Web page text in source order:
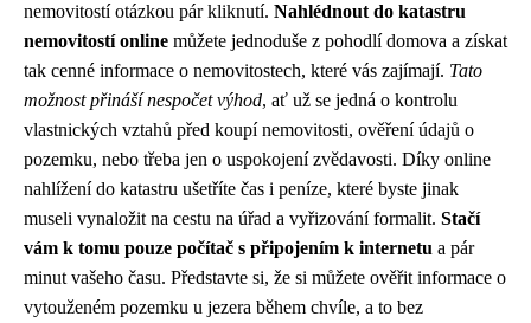
nemovitostí otázkou pár kliknutí. Nahlédnout do katastru
nemovitostí online můžete jednoduše z pohodlí domova a získat
tak cenné informace o nemovitostech, které vás zajímají. Tato
možnost přináší nespočet výhod, ať už se jedná o kontrolu
vlastnických vztahů před koupí nemovitosti, ověření údajů o
pozemku, nebo třeba jen o uspokojení zvědavosti. Díky online
nahlížení do katastru ušetříte čas i peníze, které byste jinak
museli vynaložit na cestu na úřad a vyřizování formalit. Stačí
vám k tomu pouze počítač s připojením k internetu a pár
minut vašeho času. Představte si, že si můžete ověřit informace o
vytouženém pozemku u jezera během chvíle, a to bez